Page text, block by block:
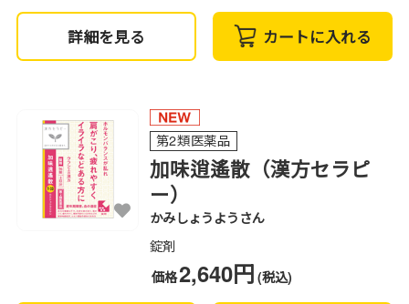
詳細を見る カートに入れる
第2類医薬品
加味逍遙散（漢方セラピ
ー）
かみしょうようさん
錠剤
価格2,640円 (税込)